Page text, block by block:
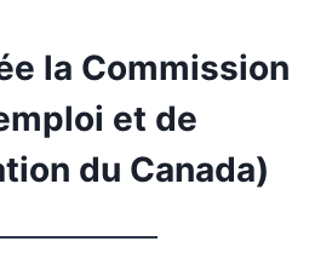
la Commission
et de
du Canada)